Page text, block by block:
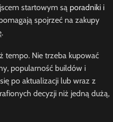
startowym są poradniki i
spojrzeć na zakupy
tempo. Nie trzeba kupować
popularność buildów i
po aktualizacji lub wraz z
decyzji niż jedną dużą,